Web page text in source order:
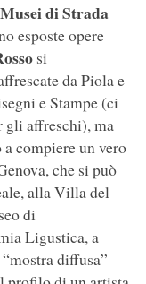
Musei di Strada
esposte opere
si
da Piola e
e Stampe (ci
gli affreschi), ma
compiere un vero
che si può
alla Villa del
di
Ligustica, a
diffusa”